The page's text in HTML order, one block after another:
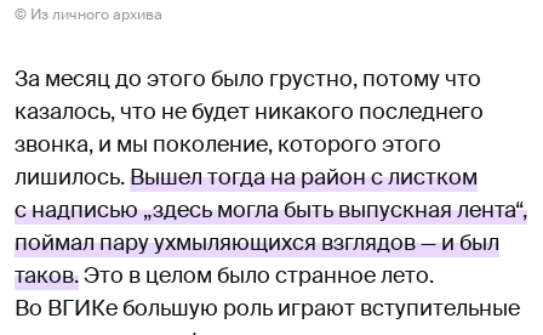
© Из личного архива
За месяц до этого было грустно, потому что
казалось, что не будет никакого последнего
звонка, и мы поколение, которого этого
лишилось.Вышел тогда на район с листком
с надписью „здесь могла быть выпускная лента“,
поймал пару ухмыляющихся взглядов — и был
таков.Это в целом было странное лето.
Во ВГИКе большую роль играют вступительные